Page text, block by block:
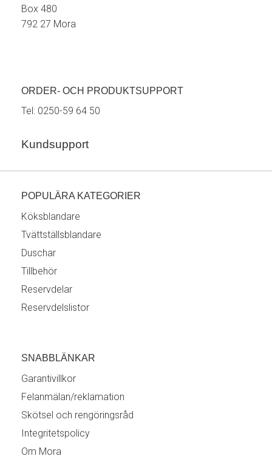
Box 480
792 27 Mora
ORDER- OCH PRODUKTSUPPORT
Tel: 0250-59 64 50
Kundsupport
POPULÄRA KATEGORIER
Köksblandare
Tvättställsblandare
Duschar
Tillbehör
Reservdelar
Reservdelslistor
SNABBLÄNKAR
Garantivillkor
Felanmälan/reklamation
Skötsel och rengöringsråd
Integritetspolicy
Om Mora